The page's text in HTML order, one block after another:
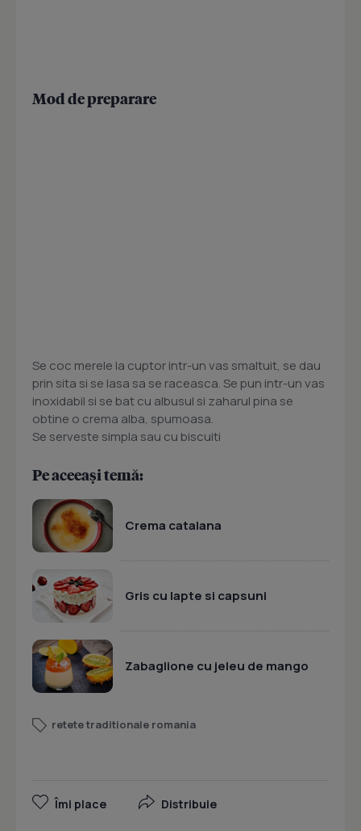
Mod de preparare
Se coc merele la cuptor intr-un vas smaltuit, se dau
prin sita si se lasa sa se raceasca. Se pun intr-un vas
inoxidabil si se bat cu albusul si zaharul pina se
obtine o crema alba, spumoasa.
Se serveste simpla sau cu biscuiti
Pe aceeași temă:
Crema catalana
Gris cu lapte si capsuni
Zabaglione cu jeleu de mango
retete traditionale romania
Îmi place Distribuie